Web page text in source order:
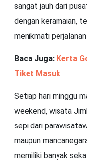
sangat jauh dari
dengan keramaian,
menikmati
Baca Juga: Kerta
Tiket Masuk
Setiap hari minggu
weekend, wisata
sepi dari
maupun
memiliki banyak